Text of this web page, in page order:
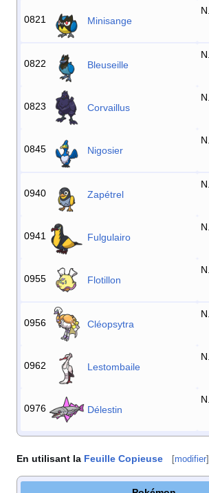
0821 Minisange
0822 Bleuseille
0823 Corvaillus
0845 Nigosier
0940 Zapétrel
0941 Fulgulairo
0955 Flotillon
0956 Cléopsytra
0962 Lestombaile
0976 Délestin
En utilisant la Feuille Copieuse [modifier]